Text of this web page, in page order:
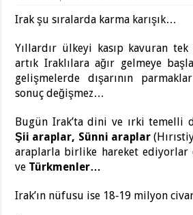
Irak şu sıralarda karma karışık…
Yıllardır ülkeyi kasıp kavuran
artık Iraklılara ağır gelmeye
gelişmelerde dışarının
sonuç değişmez…
Bugün Irak’ta dini ve ırki temelli
Şii araplar, Sünni araplar
araplarla birlike hareket ediyorlar
ve Türkmenler…
Irak’ın nüfusu ise 18‑19 milyon